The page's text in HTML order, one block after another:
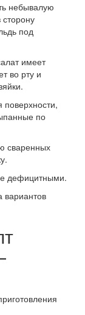
небывалую
под
имеет
во рту и
по
сваренных
дефицитными.
вариантов